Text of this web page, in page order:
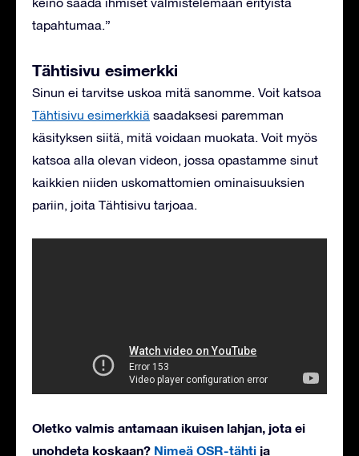
tapahtumaa.”
Tähtisivu esimerkki
Sinun ei tarvitse uskoa mitä sanomme. Voit katsoa
Tähtisivu esimerkkiä saadaksesi paremman
käsityksen siitä, mitä voidaan muokata. Voit myös
katsoa alla olevan videon, jossa opastamme sinut
kaikkien niiden uskomattomien ominaisuuksien
pariin, joita Tähtisivu tarjoaa.
Oletko valmis antamaan ikuisen lahjan, jota ei
unohdeta koskaan? Nimeä OSR-tähti ja